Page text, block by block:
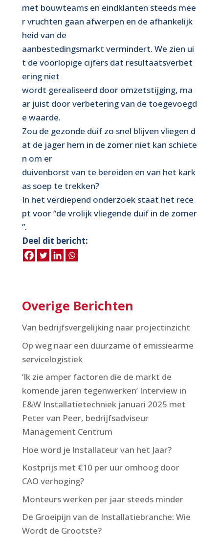
met bouwteams en eindklanten steeds mee
r vruchten gaan afwerpen en de afhankelijk
heid van de
aanbestedingsmarkt vermindert. We zien ui
t de voorlopige cijfers dat resultaatsverbet
ering niet
wordt gerealiseerd door omzetstijging, ma
ar juist door verbetering van de toegevoegd
e waarde.
Zou de gezonde duif zo snel blijven vliegen d
at de jager hem in de zomer niet kan schiete
n om er
duivenborst van te bereiden en van het kark
as soep te trekken?
In het verdiepend onderzoek staat het rece
pt voor “de vrolijk vliegende duif in de zomer
”.
Deel dit bericht:
Overige Berichten
Van bedrijfsvergelijking naar projectinzicht
Op weg naar een duurzame of emissiearme
servicelogistiek
‘Ik zie amper factoren die de markt de
komende ­jaren tegenwerken’ Interview in
E&W Installatietechniek januari 2025 met
Peter van Peer, bedrijfsadviseur
Management Centrum
Hoe word je Installateur van het Jaar?
Kostprijs met €10 per uur omhoog door
CAO verhoging?
Monteurs werken per jaar steeds minder
De Groeipijn van de Installatiebranche: Wie
Wordt de Grootste?